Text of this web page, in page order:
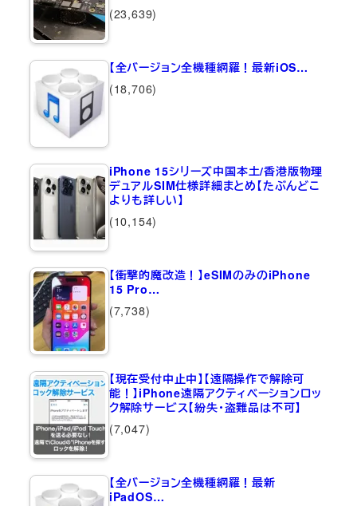
(23,639)
【全バージョン全機種網羅！最新iOS…
(18,706)
iPhone 15シリーズ中国本土/香港版物理
デュアルSIM仕様詳細まとめ【たぶんどこ
よりも詳しい】
(10,154)
【衝撃的魔改造！】eSIMのみのiPhone
15 Pro…
(7,738)
【現在受付中止中】【遠隔操作で解除可
能！】iPhone遠隔アクティベーションロッ
ク解除サービス【紛失・盗難品は不可】
(7,047)
【全バージョン全機種網羅！最新
iPadOS…